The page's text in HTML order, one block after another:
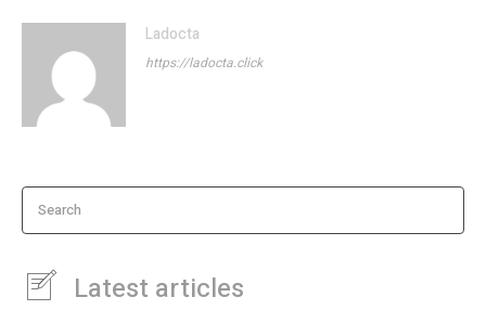
Ladocta
https://ladocta.click
Search
Latest articles